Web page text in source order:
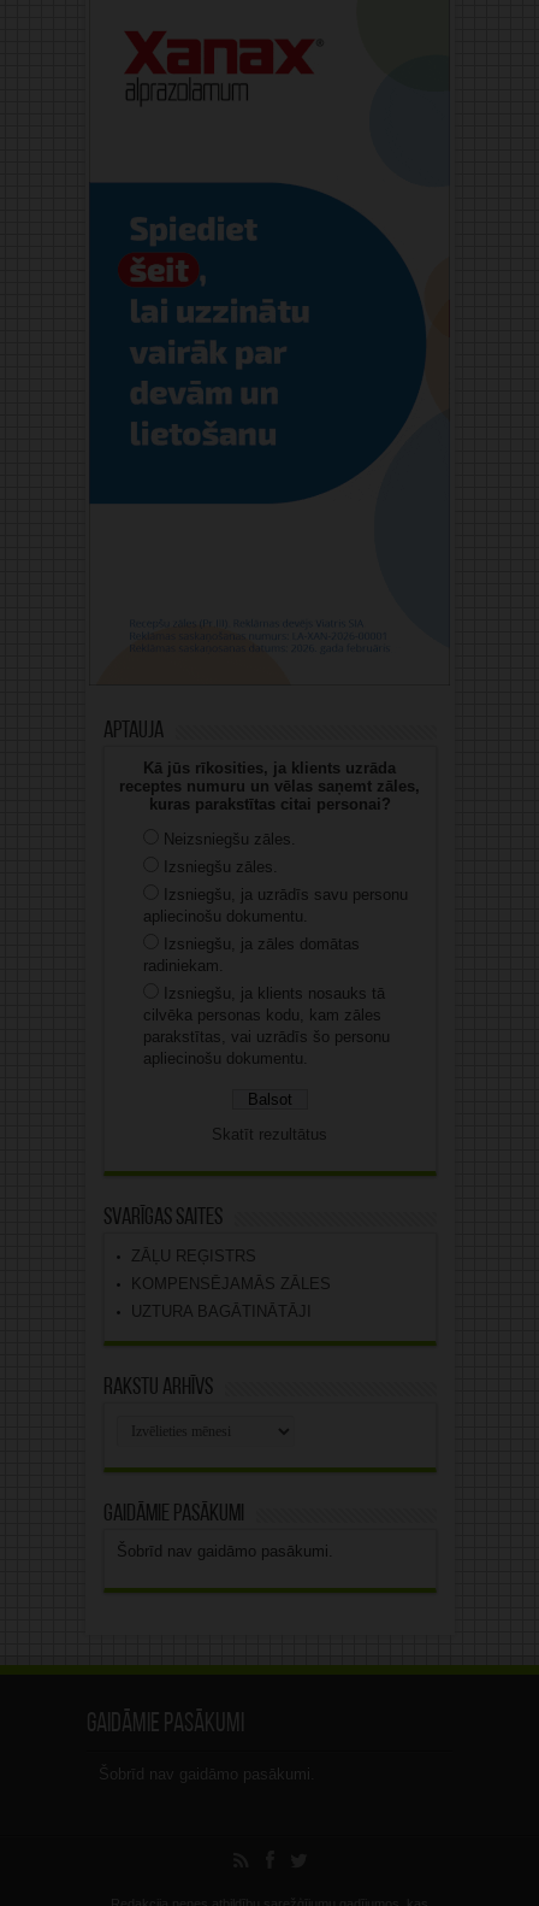
Aptauja
Kā jūs rīkosities, ja klients uzrāda
receptes numuru un vēlas saņemt zāles,
kuras parakstītas citai personai?
Neizsniegšu zāles.
Izsniegšu zāles.
Izsniegšu, ja uzrādīs savu personu
apliecinošu dokumentu.
Izsniegšu, ja zāles domātas
radiniekam.
Izsniegšu, ja klients nosauks tā
cilvēka personas kodu, kam zāles
parakstītas, vai uzrādīs šo personu
apliecinošu dokumentu.
Skatīt rezultātus
Svarīgas saites
ZĀĻU REĢISTRS
KOMPENSĒJAMĀS ZĀLES
UZTURA BAGĀTINĀTĀJI
Rakstu arhīvs
Gaidāmie pasākumi
Šobrīd nav gaidāmo pasākumi.
Gaidāmie pasākumi
Šobrīd nav gaidāmo pasākumi.
Redakcija nenes atbildību sarežģījumu gadījumos, kas